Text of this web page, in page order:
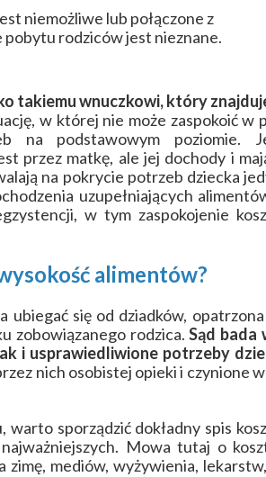
niemożliwe lub połączone z
rodziców jest nieznane.
takiemu wnuczkowi, który
w której nie może zaspokoić w
na podstawowym poziomie.
przez matkę, ale jej dochody i
na pokrycie potrzeb dziecka
uzupełniających
w tym zaspokojenie
alimentów?
ubiegać się od dziadków,
zobowiązanego rodzica.Sąd bada
i usprawiedliwione potrzeby
nich osobistej opieki i czynione
warto sporządzić dokładny spis
Mowa tutaj o
zimę, mediów, wyżywienia,